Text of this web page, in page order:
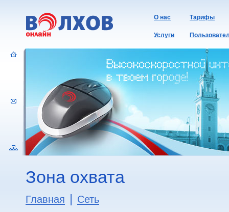
О нас Тарифы
Услуги
Зона охвата
Главная | Сеть